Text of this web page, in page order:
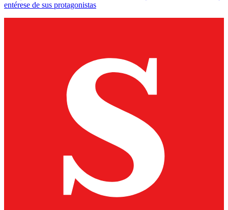
entérese de sus protagonistas